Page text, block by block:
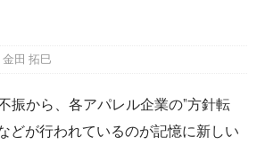
金田 拓巳
振から、各アパレル企業の”方針転
どが行われているのが記憶に新しい